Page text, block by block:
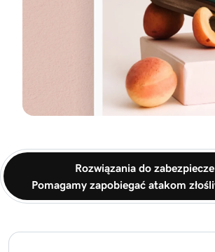
Rozwiązania do
Pomagamy zapobiegać atakom